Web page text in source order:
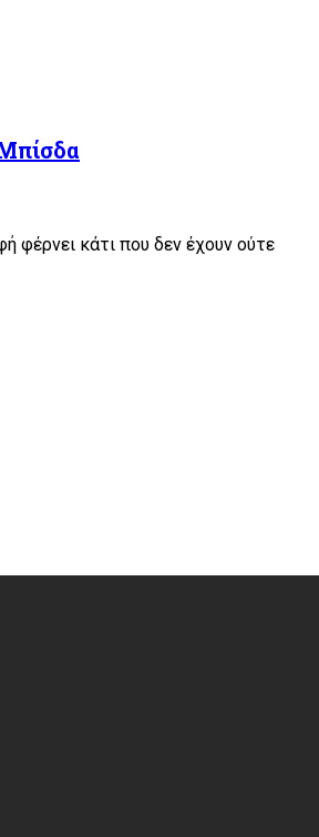
φέρνει κάτι που δεν έχουν ούτε